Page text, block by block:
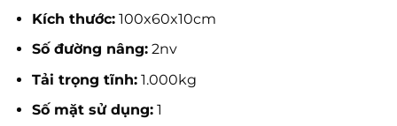
Kích thước:100x60x10cm
Số đường nâng:2nv
Tải trọng tĩnh:1.000kg
Số mặt sử dụng:1